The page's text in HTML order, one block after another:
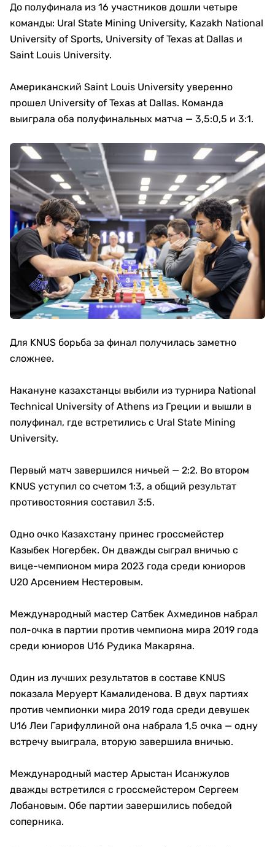
До полуфинала из 16 участников дошли четыре
команды: Ural State Mining University, Kazakh National
University of Sports, University of Texas at Dallas и
Saint Louis University.
Американский Saint Louis University уверенно
прошел University of Texas at Dallas. Команда
выиграла оба полуфинальных матча — 3,5:0,5 и 3:1.
Для KNUS борьба за финал получилась заметно
сложнее.
Накануне казахстанцы выбили из турнира National
Technical University of Athens из Греции и вышли в
полуфинал, где встретились с Ural State Mining
University.
Первый матч завершился ничьей — 2:2. Во втором
KNUS уступил со счетом 1:3, а общий результат
противостояния составил 3:5.
Одно очко Казахстану принес гроссмейстер
Казыбек Ногербек. Он дважды сыграл вничью с
вице-чемпионом мира 2023 года среди юниоров
U20 Арсением Нестеровым.
Международный мастер Сатбек Ахмединов набрал
пол-очка в партии против чемпиона мира 2019 года
среди юниоров U16 Рудика Макаряна.
Один из лучших результатов в составе KNUS
показала Меруерт Камалиденова. В двух партиях
против чемпионки мира 2019 года среди девушек
U16 Леи Гарифуллиной она набрала 1,5 очка — одну
встречу выиграла, вторую завершила вничью.
Международный мастер Арыстан Исанжулов
дважды встретился с гроссмейстером Сергеем
Лобановым. Обе партии завершились победой
соперника.